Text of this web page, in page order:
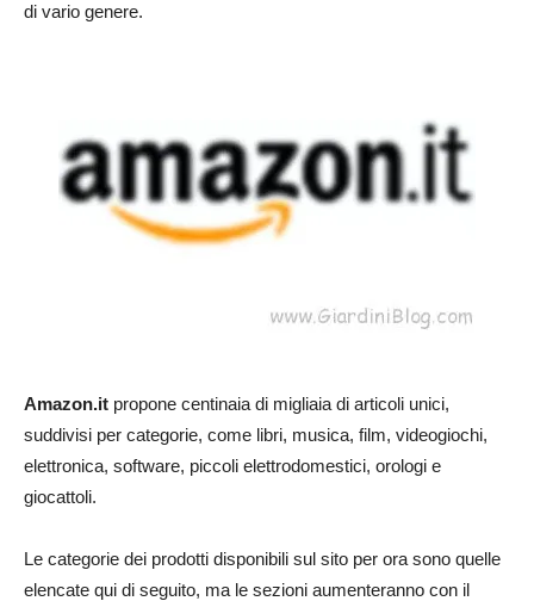
di vario genere.
Amazon.it propone centinaia di migliaia di articoli unici,
suddivisi per categorie, come libri, musica, film, videogiochi,
elettronica, software, piccoli elettrodomestici, orologi e
giocattoli.
Le categorie dei prodotti disponibili sul sito per ora sono quelle
elencate qui di seguito, ma le sezioni aumenteranno con il